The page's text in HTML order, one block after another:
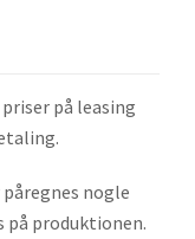
på leasing
nogle
på produktionen.